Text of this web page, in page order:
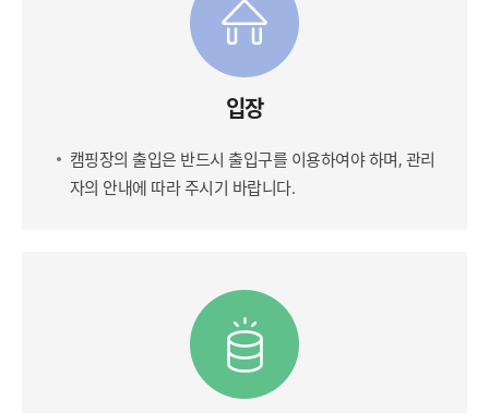
입장
캠핑장의 출입은 반드시 출입구를 이용하여야 하며, 관리
자의 안내에 따라 주시기 바랍니다.